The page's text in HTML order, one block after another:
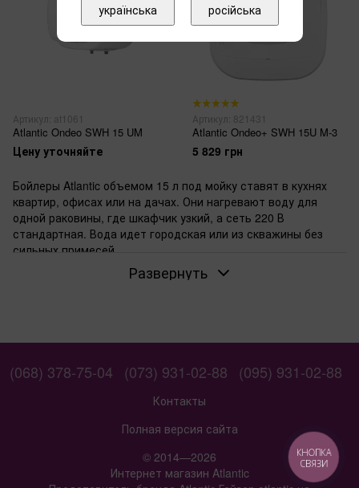
Артикул: at1061
Atlantic Ondeo SWH 15 UM
Цену уточняйте
Артикул: 821431
Atlantic Ondeo+ SWH 15U M-3
5 829 грн
Бойлеры Atlantic объемом 15 л под мойку ставят в кухнях
квартир, офисах или на дачах. Они нагревают воду для
одной раковины, где шкафчик узкий, а сеть 220 В
стандартная. Вода идет городская или из скважины без
сильных примесей.
Когда нужен бойлер под мойку на 15 литров
бойлер помещается без проблем.
Для каких условий подходит верхняя
подводка труб
сверху. Холодная вода входит, нагревается, горячая
подключение в стандартных кухонных шкафах без лишних
Развернуть
(068) 378-75-04 (073) 931-02-88 (095) 931-02-88
Контакты
Полная версия сайта
© 2014—2026
Интернет магазин Atlantic
КНОПКА
СВЯЗИ
українська російська